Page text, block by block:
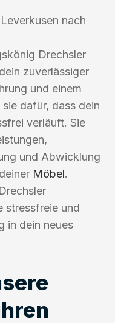
nach
Drechsler
zuverlässiger
und einem
dafür, dass dein
verläuft. Sie
und Abwicklung
Möbel.
stressfreie und
in dein neues